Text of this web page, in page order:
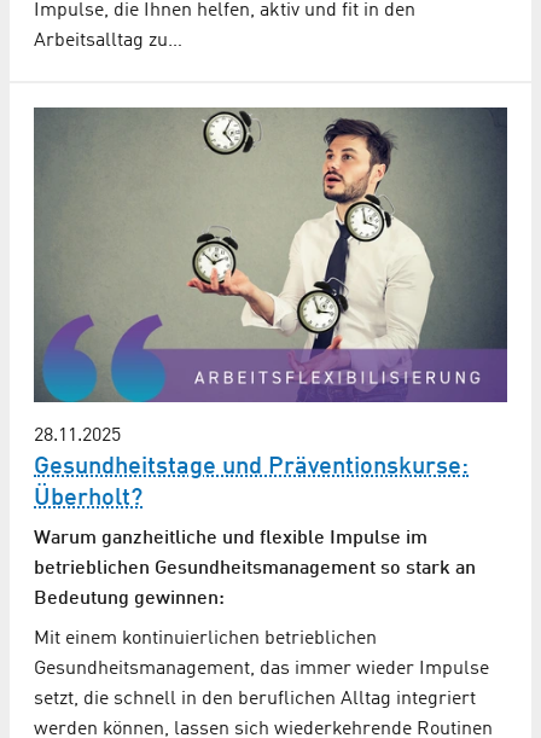
Impulse, die Ihnen helfen, aktiv und fit in den
Arbeitsalltag zu…
28.11.2025
Gesundheitstage und Präventionskurse:
Überholt?
Warum ganzheitliche und flexible Impulse im
betrieblichen Gesundheits­management so stark an
Bedeutung gewinnen:
Mit einem kontinuierlichen betrieblichen
Gesundheitsmanagement, das immer wieder Impulse
setzt, die schnell in den beruflichen Alltag integriert
werden können, lassen sich wiederkehrende Routinen